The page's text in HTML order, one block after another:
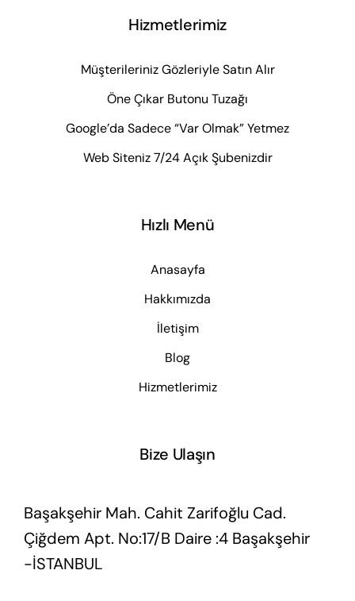
Hizmetlerimiz
Müşterileriniz Gözleriyle Satın Alır
Öne Çıkar Butonu Tuzağı
Google’da Sadece “Var Olmak” Yetmez
Web Siteniz 7/24 Açık Şubenizdir
Hızlı Menü
Anasayfa
Hakkımızda
İletişim
Blog
Hizmetlerimiz
Bize Ulaşın
Başakşehir Mah. Cahit Zarifoğlu Cad.
Çiğdem Apt. No:17/B Daire :4 Başakşehir
-İSTANBUL